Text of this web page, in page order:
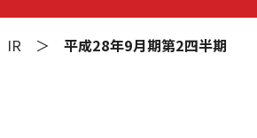
IR ＞平成28年9月期第2四半期